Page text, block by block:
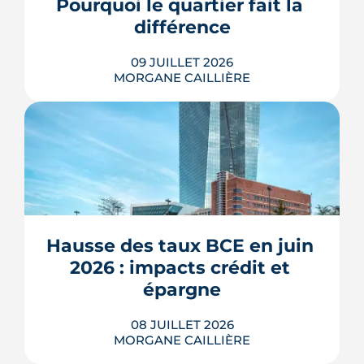
LIRE L'ARTICLE
Pourquoi le quartier fait la
différence
09 JUILLET 2026
MORGANE CAILLIÈRE
À l'échelle de Toulouse, la température
nocturne peut varier de plusieurs
degrés d'un secteur à l'autre lors des
fortes chaleurs : Météo-France
pouvant atteindre 4 °C après une
journée d'été fortement ensoleillée.
Densité minérale, hauteur du bâti, v�...
LIRE L'ARTICLE
Hausse des taux BCE en juin
2026 : impacts crédit et
épargne
08 JUILLET 2026
MORGANE CAILLIÈRE